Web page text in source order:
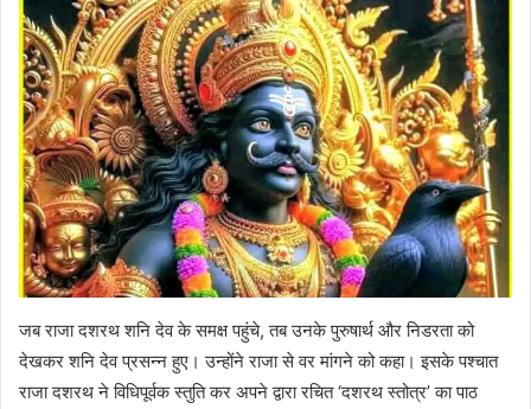
जब राजा दशरथ शनि देव के समक्ष पहुंचे, तब उनके पुरुषार्थ और निडरता को
देखकर शनि देव प्रसन्न हुए। उन्होंने राजा से वर मांगने को कहा। इसके पश्चात
राजा दशरथ ने विधिपूर्वक स्तुति कर अपने द्वारा रचित ‘दशरथ स्तोत्र’ का पाठ